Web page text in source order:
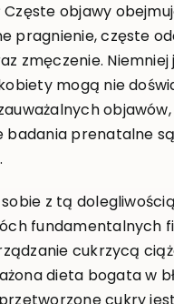
objawy
pragnienie, częste
zmęczenie. Niemniej
mogą nie
badania prenatalne są
sobie z tą
fundamentalnych
cukrzycą
dieta bogata w